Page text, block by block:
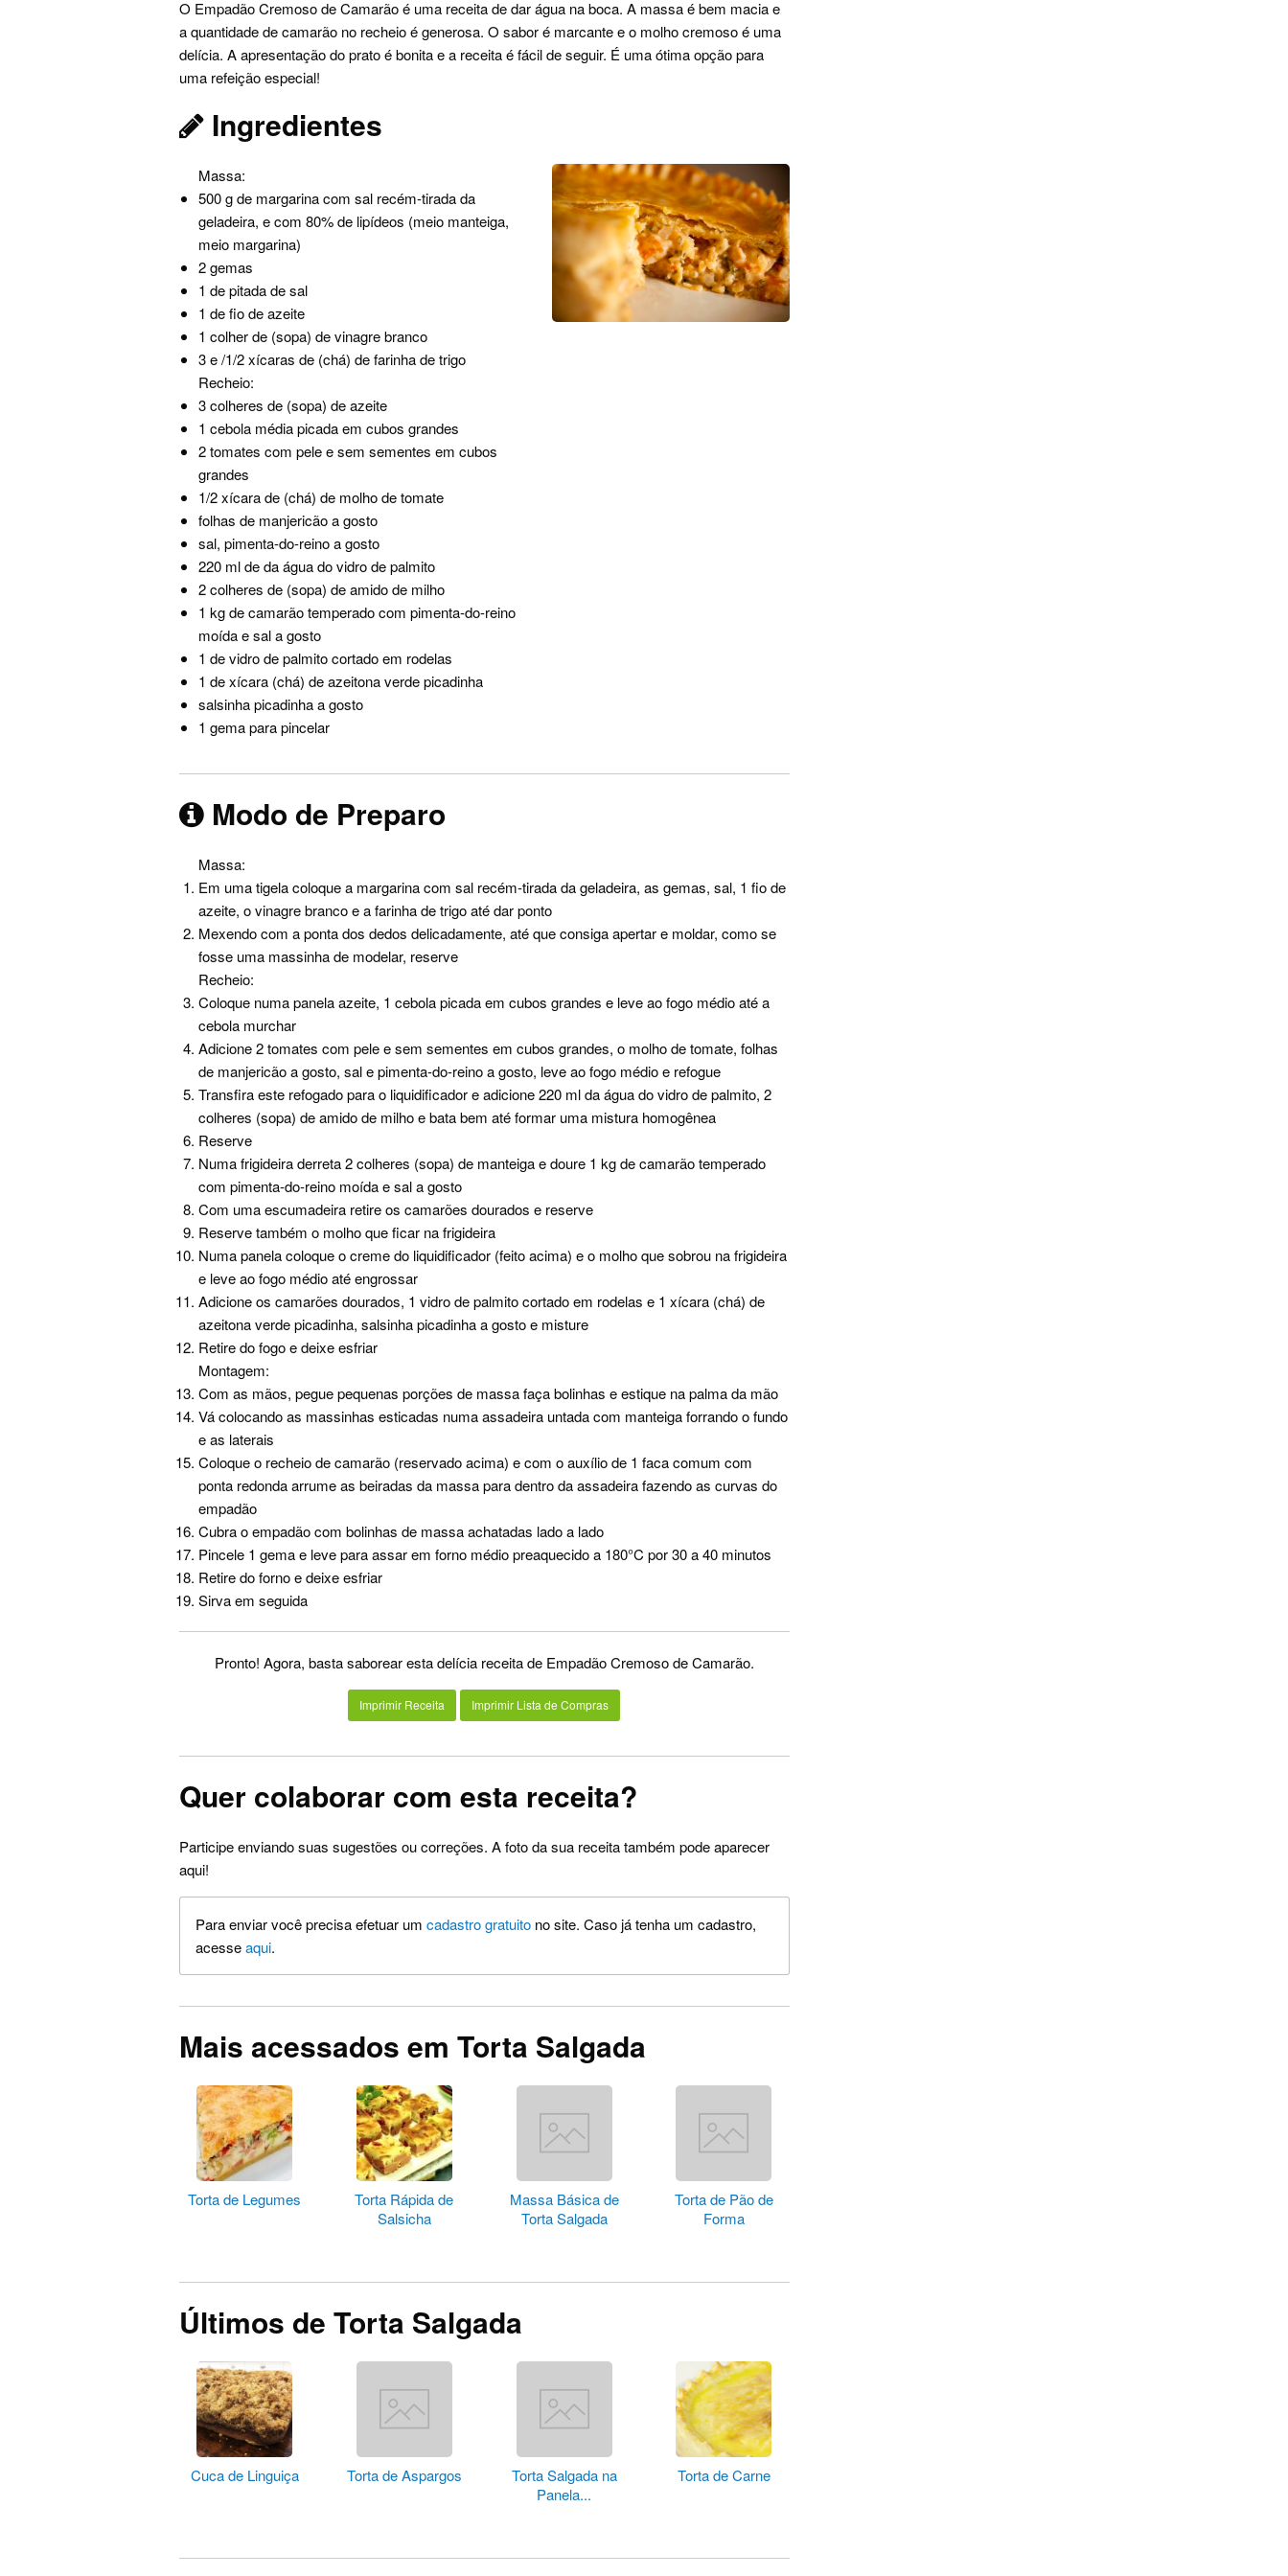
O Empadão Cremoso de Camarão é uma receita de dar água na boca. A massa é bem macia e
a quantidade de camarão no recheio é generosa. O sabor é marcante e o molho cremoso é uma
delícia. A apresentação do prato é bonita e a receita é fácil de seguir. É uma ótima opção para
uma refeição especial!
Ingredientes
Massa:
500 g de margarina com sal recém-tirada da
geladeira, e com 80% de lipídeos (meio manteiga,
meio margarina)
2 gemas
1 de pitada de sal
1 de fio de azeite
1 colher de (sopa) de vinagre branco
3 e /1/2 xícaras de (chá) de farinha de trigo
Recheio:
3 colheres de (sopa) de azeite
1 cebola média picada em cubos grandes
2 tomates com pele e sem sementes em cubos
grandes
1/2 xícara de (chá) de molho de tomate
folhas de manjericão a gosto
sal, pimenta-do-reino a gosto
220 ml de da água do vidro de palmito
2 colheres de (sopa) de amido de milho
1 kg de camarão temperado com pimenta-do-reino
moída e sal a gosto
1 de vidro de palmito cortado em rodelas
1 de xícara (chá) de azeitona verde picadinha
salsinha picadinha a gosto
1 gema para pincelar
Modo de Preparo
Massa:
Em uma tigela coloque a margarina com sal recém-tirada da geladeira, as gemas, sal, 1 fio de
azeite, o vinagre branco e a farinha de trigo até dar ponto
Mexendo com a ponta dos dedos delicadamente, até que consiga apertar e moldar, como se
fosse uma massinha de modelar, reserve
Recheio:
Coloque numa panela azeite, 1 cebola picada em cubos grandes e leve ao fogo médio até a
cebola murchar
Adicione 2 tomates com pele e sem sementes em cubos grandes, o molho de tomate, folhas
de manjericão a gosto, sal e pimenta-do-reino a gosto, leve ao fogo médio e refogue
Transfira este refogado para o liquidificador e adicione 220 ml da água do vidro de palmito, 2
colheres (sopa) de amido de milho e bata bem até formar uma mistura homogênea
Reserve
Numa frigideira derreta 2 colheres (sopa) de manteiga e doure 1 kg de camarão temperado
com pimenta-do-reino moída e sal a gosto
Com uma escumadeira retire os camarões dourados e reserve
Reserve também o molho que ficar na frigideira
Numa panela coloque o creme do liquidificador (feito acima) e o molho que sobrou na frigideira
e leve ao fogo médio até engrossar
Adicione os camarões dourados, 1 vidro de palmito cortado em rodelas e 1 xícara (chá) de
azeitona verde picadinha, salsinha picadinha a gosto e misture
Retire do fogo e deixe esfriar
Montagem:
Com as mãos, pegue pequenas porções de massa faça bolinhas e estique na palma da mão
Vá colocando as massinhas esticadas numa assadeira untada com manteiga forrando o fundo
e as laterais
Coloque o recheio de camarão (reservado acima) e com o auxílio de 1 faca comum com
ponta redonda arrume as beiradas da massa para dentro da assadeira fazendo as curvas do
empadão
Cubra o empadão com bolinhas de massa achatadas lado a lado
Pincele 1 gema e leve para assar em forno médio preaquecido a 180°C por 30 a 40 minutos
Retire do forno e deixe esfriar
Sirva em seguida
Pronto! Agora, basta saborear esta delícia receita de Empadão Cremoso de Camarão.
Imprimir Receita Imprimir Lista de Compras
Quer colaborar com esta receita?
Participe enviando suas sugestões ou correções. A foto da sua receita também pode aparecer
aqui!
Para enviar você precisa efetuar um cadastro gratuito no site. Caso já tenha um cadastro,
acesseaqui.
Mais acessados em Torta Salgada
Torta de Legumes
Torta Rápida de
Salsicha
Massa Básica de
Torta Salgada
Torta de Pão de
Forma
Últimos de Torta Salgada
Cuca de Linguiça Torta de Aspargos
Torta Salgada na
Panela...
Torta de Carne